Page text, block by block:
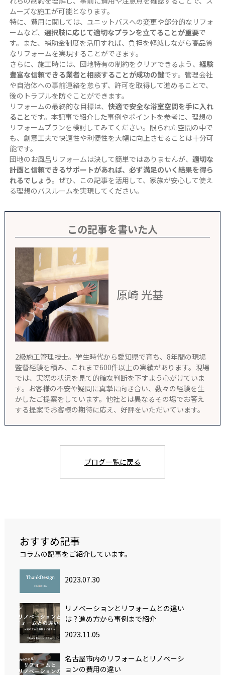
ムーズな施工が可能となります。
特に、費用に関しては、ユニットバスへの変更や部分的なリフォ
ームなど、 選択肢に応じて適切なプランを立てることが重要で
す。また、補助金制度を活用すれば、負担を軽減しながら高品質
なリフォームを実現することができます。
さらに、施工時には、団地特有の制約をクリアできるよう、 経験
豊富な信頼できる業者と相談することが成功の鍵です。管理会社
や自治体への事前連絡を怠らず、許可を取得して進めることで、
後のトラブルを防ぐことができます。
リフォームの最終的な目標は、 快適で安全な浴室空間を手に入れ
ることです。本記事で紹介した事例やポイントを参考に、理想の
リフォームプランを検討してみてください。限られた空間の中で
も、創意工夫で快適性や利便性を大幅に向上させることは十分可
能です。
団地のお風呂リフォームは決して簡単ではありませんが、 適切な
計画と信頼できるサポートがあれば、必ず満足のいく結果を得ら
れるでしょう。ぜひ、この記事を活用して、家族が安心して使え
る理想のバスルームを実現してください。
この記事を書いた人
原崎 光基
2級施工管理技士。学生時代から愛知県で育ち、8年間の現場
監督経験を積み、これまで600件以上の実績があります。現場
では、実際の状況を見て的確な判断を下すよう心がけていま
す。お客様の不安や疑問に真摯に向き合い、数々の経験を生
かしたご提案をしています。他社とは異なるその場でお答え
する提案でお客様の期待に応え、好評をいただいています。
ブログ一覧に戻る
おすすめ記事
コラムの記事をご紹介しています。
2023.07.30
リノベーションとリフォームとの違い
は？進め方から事例まで紹介
2023.11.05
名古屋市内のリフォームとリノベーシ
ョンの費用の違い